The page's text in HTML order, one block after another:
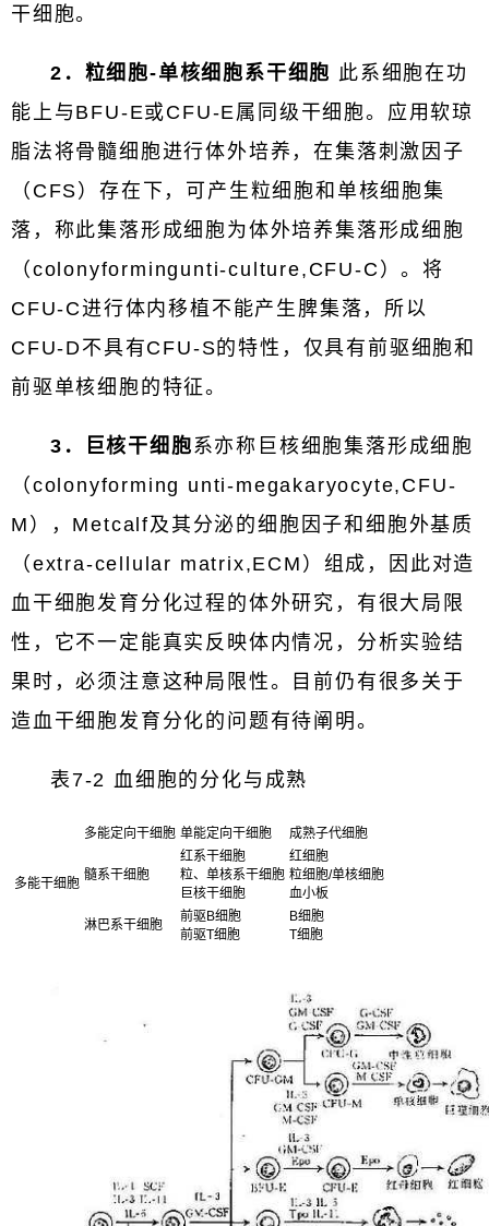
干细胞。
2．粒细胞-单核细胞系干细胞 此系细胞在功
能上与BFU-E或CFU-E属同级干细胞。应用软琼
脂法将骨髓细胞进行体外培养，在集落刺激因子
（CFS）存在下，可产生粒细胞和单核细胞集
落，称此集落形成细胞为体外培养集落形成细胞
（colonyformingunti-culture,CFU-C）。将
CFU-C进行体内移植不能产生脾集落，所以
CFU-D不具有CFU-S的特性，仅具有前驱细胞和
前驱单核细胞的特征。
3．巨核干细胞系亦称巨核细胞集落形成细胞
（colonyforming unti-megakaryocyte,CFU-
M），Metcalf及其分泌的细胞因子和细胞外基质
（extra-cellular matrix,ECM）组成，因此对造
血干细胞发育分化过程的体外研究，有很大局限
性，它不一定能真实反映体内情况，分析实验结
果时，必须注意这种局限性。目前仍有很多关于
造血干细胞发育分化的问题有待阐明。
表7-2 血细胞的分化与成熟
多能干细胞
多能定向干细胞 单能定向干细胞 成熟子代细胞
髓系干细胞
红系干细胞
粒、单核系干细胞
巨核干细胞
红细胞
粒细胞/单核细胞
血小板
淋巴系干细胞
前驱B细胞
前驱T细胞
B细胞
T细胞